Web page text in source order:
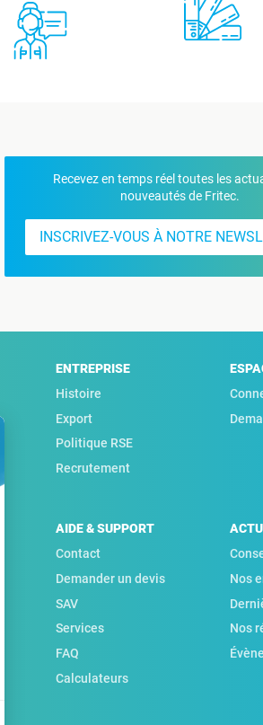
Recevez en temps réel toutes les
nouveautés de Fritec.
INSCRIVEZ-VOUS À NOTRE
ENTREPRISE
Histoire
Export
Politique RSE
Recrutement
AIDE & SUPPORT
Contact
Demander un devis
SAV
Services
FAQ
Calculateurs
Nos
Nos